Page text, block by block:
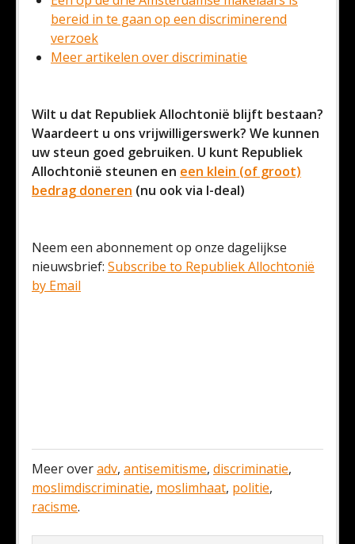
bereid in te gaan op een discriminerend
verzoek
Meer artikelen over discriminatie
Wilt u dat Republiek Allochtonië blijft bestaan?
Waardeert u ons vrijwilligerswerk? We kunnen
uw steun goed gebruiken. U kunt Republiek
Allochtonië steunen en een klein (of groot)
bedrag doneren (nu ook via I-deal)
Neem een abonnement op onze dagelijkse
nieuwsbrief: Subscribe to Republiek Allochtonië
by Email
Meer overadv, antisemitisme, discriminatie,
moslimdiscriminatie, moslimhaat, politie,
racisme.